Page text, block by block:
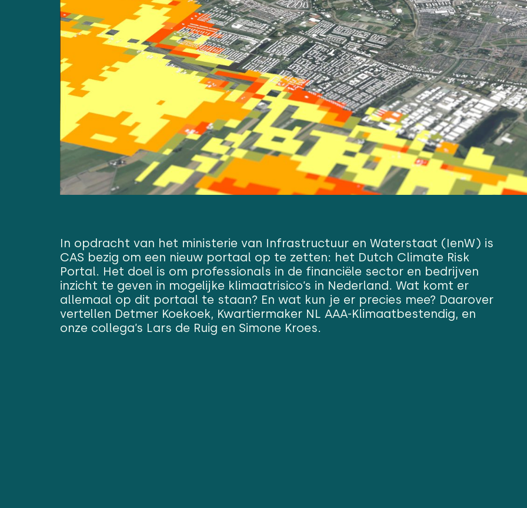
In opdracht van het ministerie van Infrastructuur en Waterstaat (IenW) is
CAS bezig om een nieuw portaal op te zetten: het Dutch Climate Risk
Portal. Het doel is om professionals in de financiële sector en bedrijven
inzicht te geven in mogelijke klimaatrisico’s in Nederland. Wat komt er
allemaal op dit portaal te staan? En wat kun je er precies mee? Daarover
vertellen Detmer Koekoek, Kwartiermaker NL AAA-Klimaatbestendig, en
onze collega’s Lars de Ruig en Simone Kroes.